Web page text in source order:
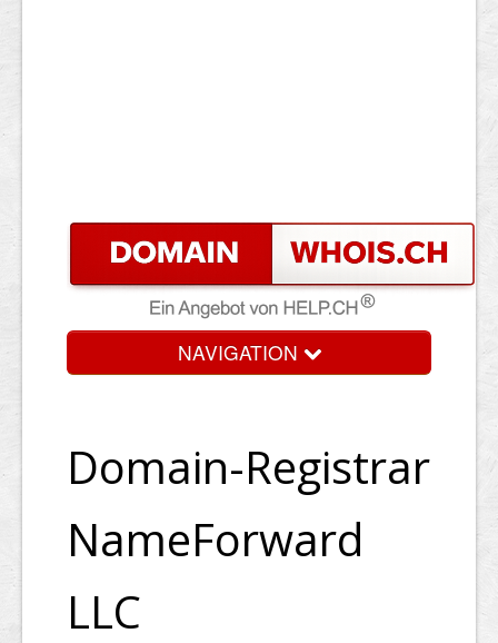
NAVIGATION
Domain-Registrar
NameForward
LLC